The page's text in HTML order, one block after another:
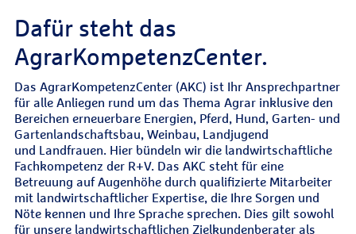
Dafür steht das
AgrarKompetenzCenter.
Das AgrarKompetenzCenter (AKC) ist Ihr Ansprechpartner
für alle Anliegen rund um das Thema Agrar inklusive den
Bereichen erneuerbare Energien, Pferd, Hund, Garten- und
Gartenlandschaftsbau, Weinbau, Landjugend
und Landfrauen. Hier bündeln wir die landwirtschaftliche
Fachkompetenz der R+V. Das AKC steht für eine
Betreuung auf Augenhöhe durch qualifizierte Mitarbeiter
mit landwirtschaftlicher Expertise, die Ihre Sorgen und
Nöte kennen und Ihre Sprache sprechen. Dies gilt sowohl
für unsere landwirtschaftlichen Zielkundenberater als